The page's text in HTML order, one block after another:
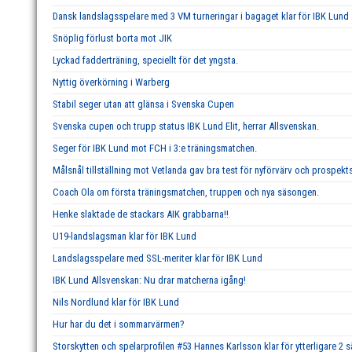
Dansk landslagsspelare med 3 VM turneringar i bagaget klar för IBK Lund
Snöplig förlust borta mot JIK
Lyckad fadderträning, speciellt för det yngsta.
Nyttig överkörning i Warberg
Stabil seger utan att glänsa i Svenska Cupen
Svenska cupen och trupp status IBK Lund Elit, herrar Allsvenskan.
Seger för IBK Lund mot FCH i 3:e träningsmatchen.
Målsnål tillställning mot Vetlanda gav bra test för nyförvärv och
Coach Ola om första träningsmatchen, truppen och nya säsongen.
Henke slaktade de stackars AIK grabbarna!!
U19-landslagsman klar för IBK Lund
Landslagsspelare med SSL-meriter klar för IBK Lund
IBK Lund Allsvenskan: Nu drar matcherna igång!
Nils Nordlund klar för IBK Lund
Hur har du det i sommarvärmen?
Storskytten och spelarprofilen #53 Hannes Karlsson klar för ytterligare 2